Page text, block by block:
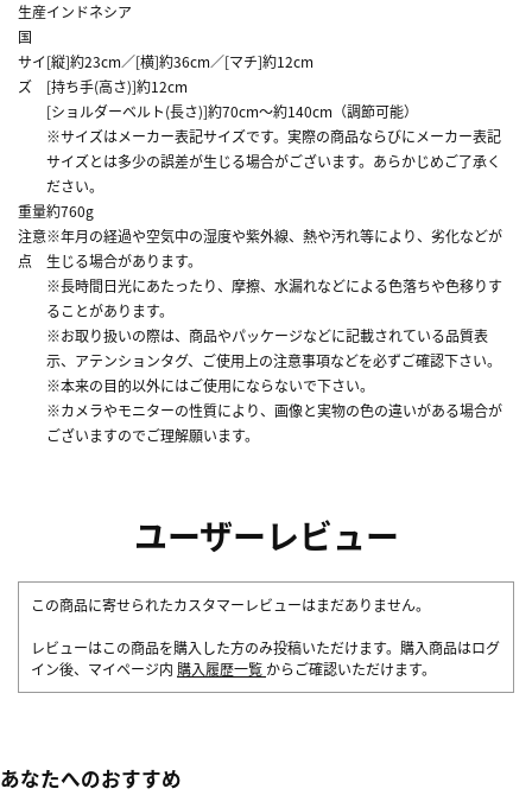
生産
国
インドネシア
サイ
ズ
[縦]約23cm／[横]約36cm／[マチ]約12cm
[持ち手(高さ)]約12cm
[ショルダーベルト(長さ)]約70cm～約140cm（調節可能）
※サイズはメーカー表記サイズです。実際の商品ならびにメーカー表記
サイズとは多少の誤差が生じる場合がございます。あらかじめご了承く
ださい。
重量約760g
注意
点
※年月の経過や空気中の湿度や紫外線、熱や汚れ等により、劣化などが
生じる場合があります。
※長時間日光にあたったり、摩擦、水漏れなどによる色落ちや色移りす
ることがあります。
※お取り扱いの際は、商品やパッケージなどに記載されている品質表
示、アテンションタグ、ご使用上の注意事項などを必ずご確認下さい。
※本来の目的以外にはご使用にならないで下さい。
※カメラやモニターの性質により、画像と実物の色の違いがある場合が
ございますのでご理解願います。
ユーザーレビュー
この商品に寄せられたカスタマーレビューはまだありません。
レビューはこの商品を購入した方のみ投稿いただけます。購入商品はログ
イン後、マイページ内 購入履歴一覧 からご確認いただけます。
あなたへのおすすめ